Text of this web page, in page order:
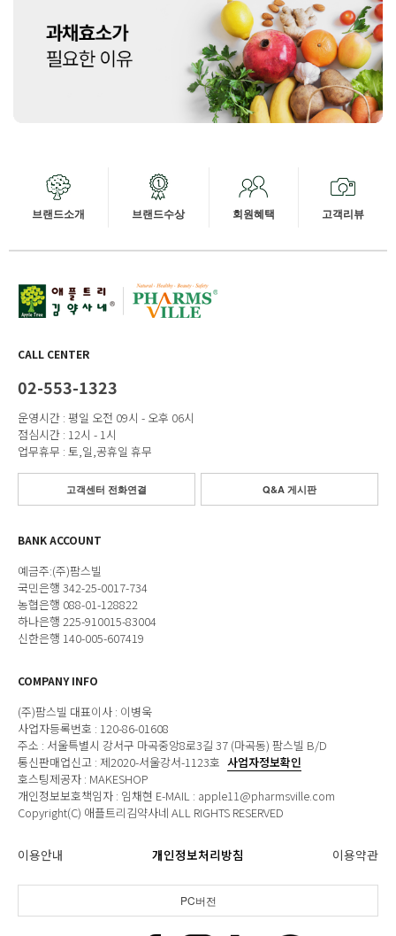
브랜드소개 브랜드수상 회원혜택 고객리뷰
CALL CENTER
02-553-1323
운영시간 : 평일 오전 09시 - 오후 06시
점심시간 : 12시 - 1시
업무휴무 : 토,일,공휴일 휴무
고객센터 전화연결 Q&A 게시판
BANK ACCOUNT
예금주:(주)팜스빌
국민은행 342-25-0017-734
농협은행 088-01-128822
하나은행 225-910015-83004
신한은행 140-005-607419
COMPANY INFO
(주)팜스빌 대표이사 : 이병욱
사업자등록번호 : 120-86-01608
주소 : 서울특별시 강서구 마곡중앙8로3길 37 (마곡동) 팜스빌 B/D
통신판매업신고 : 제2020-서울강서-1123호 사업자정보확인
호스팅제공자 : MAKESHOP
개인정보보호책임자 : 임채현 E-MAIL : apple11@pharmsville.com
Copyright(C) 애플트리김약사네 ALL RIGHTS RESERVED
이용안내 개인정보처리방침 이용약관
PC버전